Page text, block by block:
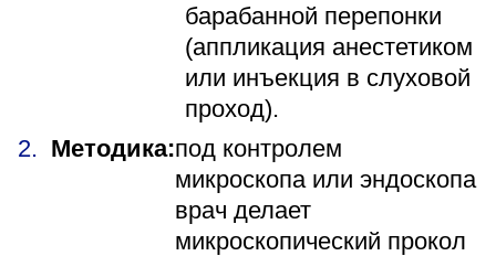
барабанной перепонки
(аппликация анестетиком
или инъекция в слуховой
проход).
Методика:под контролем
микроскопа или эндоскопа
врач делает
микроскопический прокол